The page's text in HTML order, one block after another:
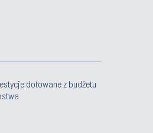
dotowane z budżetu